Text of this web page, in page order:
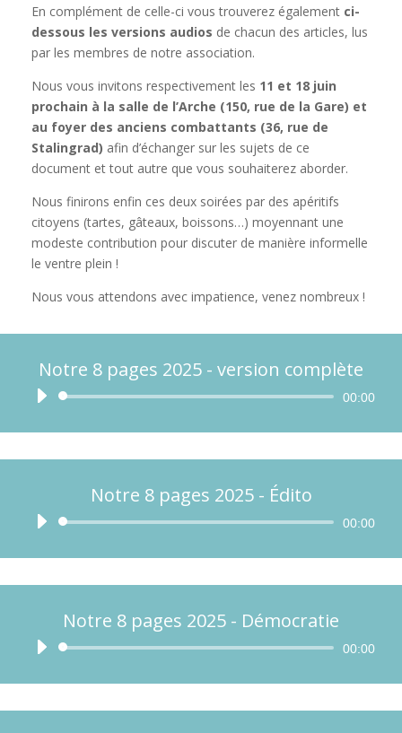
En complément de celle-ci vous trouverez également ci-
dessous les versions audios de chacun des articles, lus
par les membres de notre association.
Nous vous invitons respectivement les 11 et 18 juin
prochain à la salle de l’Arche (150, rue de la Gare) et
au foyer des anciens combattants (36, rue de
Stalingrad) afin d’échanger sur les sujets de ce
document et tout autre que vous souhaiterez aborder.
Nous finirons enfin ces deux soirées par des apéritifs
citoyens (tartes, gâteaux, boissons…) moyennant une
modeste contribution pour discuter de manière informelle
le ventre plein !
Nous vous attendons avec impatience, venez nombreux !
Notre 8 pages 2025 - version complète
Lecteur
00:00
Notre 8 pages 2025 - Édito
Lecteur
00:00
Notre 8 pages 2025 - Démocratie
Lecteur
00:00